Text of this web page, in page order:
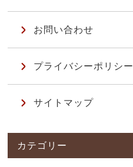
お問い合わせ
プライバシーポリシー
サイトマップ